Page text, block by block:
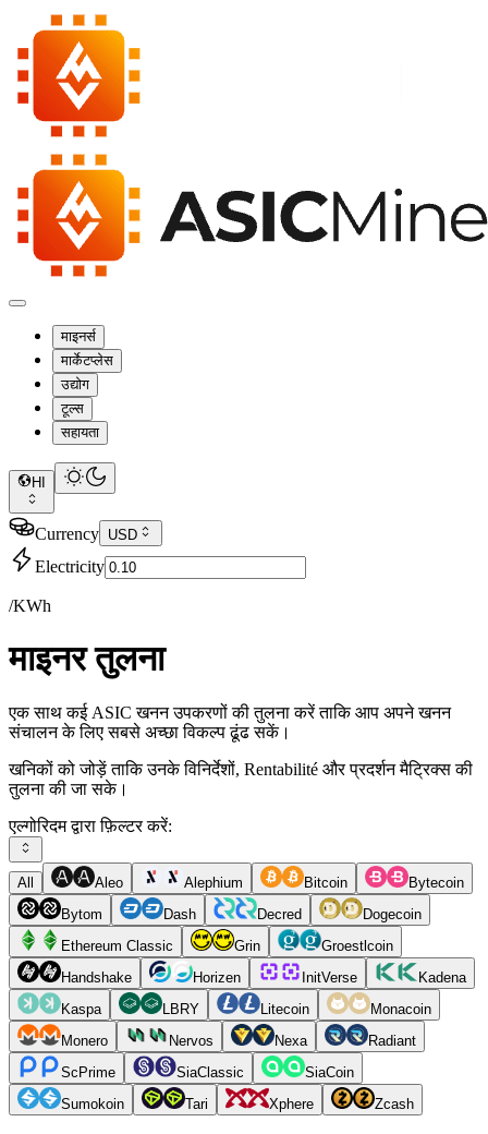
माइनर्स
मार्केटप्लेस
उद्योग
टूल्स
सहायता
HI
Currency USD
Electricity
/KWh
माइनर तुलना
एक साथ कई ASIC खनन उपकरणों की तुलना करें ताकि आप अपने खनन
संचालन के लिए सबसे अच्छा विकल्प ढूंढ सकें।
खनिकों को जोड़ें ताकि उनके विनिर्देशों, Rentabilité और प्रदर्शन मैट्रिक्स की
तुलना की जा सके।
एल्गोरिदम द्वारा फ़िल्टर करें:
All Aleo Alephium Bitcoin
Bytecoin
Bytom
Dash Decred
Dogecoin
Ethereum Classic
Grin
Groestlcoin
Handshake
Horizen InitVerse
Kadena
Kaspa
LBRY Litecoin
Monacoin
Monero
Nervos Nexa
Radiant
ScPrime
SiaClassic
SiaCoin
Sumokoin
Tari Xphere Zcash